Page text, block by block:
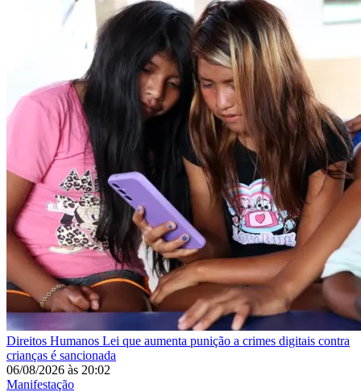
Direitos Humanos Lei que aumenta punição a crimes digitais contra
crianças é sancionada
06/08/2026 às 20:02
Manifestação